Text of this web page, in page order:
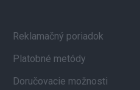
Reklamačný poriadok
Platobné metódy
Doručovacie možnosti